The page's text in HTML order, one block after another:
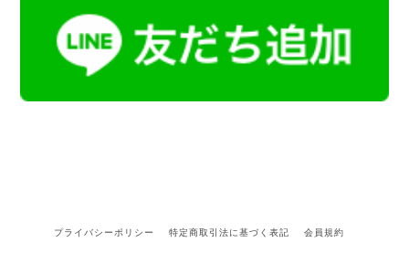
プライバシーポリシー 特定商取引法に基づく表記 会員規約